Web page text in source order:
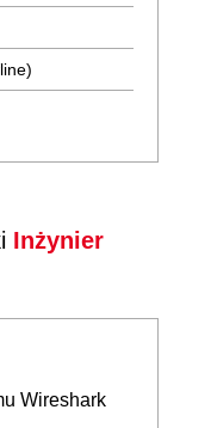
Inżynier
Wireshark